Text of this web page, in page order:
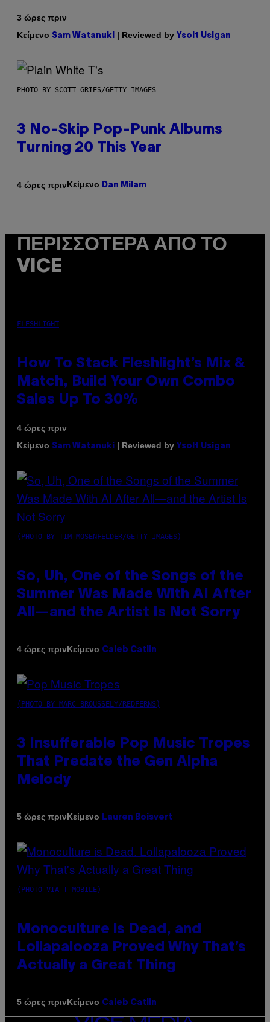
3 ώρες πριν
Κείμενο Sam Watanuki | Reviewed by Ysolt Usigan
PHOTO BY SCOTT GRIES/GETTY IMAGES
3 No-Skip Pop-Punk Albums
Turning 20 This Year
4 ώρες πρινΚείμενο Dan Milam
ΠΕΡΙΣΣΌΤΕΡΑ ΑΠΌ ΤΟ
VICE
FLESHLIGHT
How To Stack Fleshlight’s Mix &
Match, Build Your Own Combo
Sales Up To 30%
4 ώρες πριν
Κείμενο Sam Watanuki | Reviewed by Ysolt Usigan
(PHOTO BY TIM MOSENFELDER/GETTY IMAGES)
So, Uh, One of the Songs of the
Summer Was Made With AI After
All—and the Artist Is Not Sorry
4 ώρες πρινΚείμενο Caleb Catlin
(PHOTO BY MARC BROUSSELY/REDFERNS)
3 Insufferable Pop Music Tropes
That Predate the Gen Alpha
Melody
5 ώρες πρινΚείμενο Lauren Boisvert
(PHOTO VIA T-MOBILE)
Monoculture is Dead, and
Lollapalooza Proved Why That’s
Actually a Great Thing
5 ώρες πρινΚείμενο Caleb Catlin